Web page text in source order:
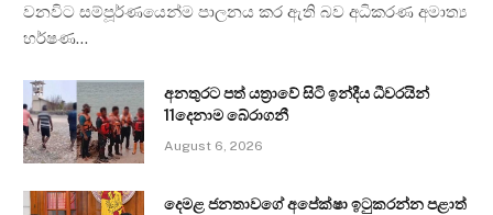
වනවිට සම්පූර්ණයෙන්ම පාලනය කර ඇති බව අධිකරණ අමාත්‍ය
හර්ෂණ…
අනතුරට පත් යත්‍රාවේ සිටි ඉන්දීය ධීවරයින්
11දෙනාම බේරාගනී
August 6, 2026
දෙමළ ජනතාවගේ අපේක්ෂා ඉටුකරන්න පළාත්